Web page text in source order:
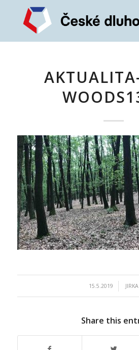
15.5.2019 JIRKA
Share this